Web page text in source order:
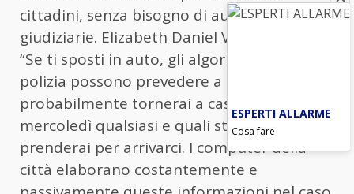
cittadini, senza bisogno di autorizzazioni
giudiziarie. Elizabeth Daniel Vasquez scrive:
“Se ti sposti in auto, gli algoritmi della
polizia possono prevedere a che ora
probabilmente tornerai a casa un
mercoledì qualsiasi e quali strade
prenderai per arrivarci. I computer della
città elaborano costantemente e
ESPERTI ALLARME
Cosa fare